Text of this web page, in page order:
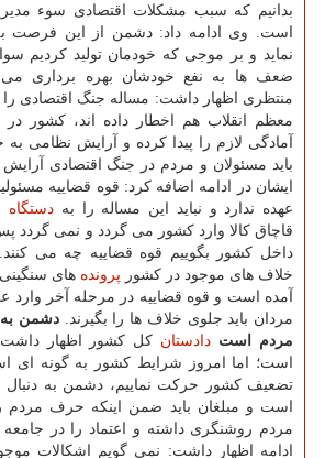
بدانیم كه سبب مشكلات اقتصادی سوء
است. وی ادامه داد: دشمن از این فرصت
نماید و بر موجی كه خودمان تولید كردیم
ضعف ها به نفع خودشان بهره برداری می
منتظری اظهار داشت: مساله جنگ اقتصادی را
آمادگی لازم را پیدا كرده و آرایش نظامی به
باید مسئولان و مردم در جنگ اقتصادی آرایش
ایشان در ادامه اضافه كرد: قوه قضاییه
عهده ندارد و نباید این مساله را به دستگاه
قاچاق كالا وارد كشور می گردد و نمی گردد
داخل كشور بگوییم قوه قضاییه چه می
خلاف های موجود در كشور پرونده های
آمده است و قوه قضاییه در مرحله آخر
مردان باید جلوی خلاف ها را بگیرند.دشمن به
مردم است دادستان كل كشور اظهار داشت:
است؛ اما امروز شرایط كشور به گونه ای
تضعیف كشور حركت نماییم، دشمن به دنبال
است و مبلغان باید ضمن اینكه حرف مردم
مردم روشنگری داشته و اعتماد را در جامعه
ادامه اظهار داشت: نمی گویم اشكالات